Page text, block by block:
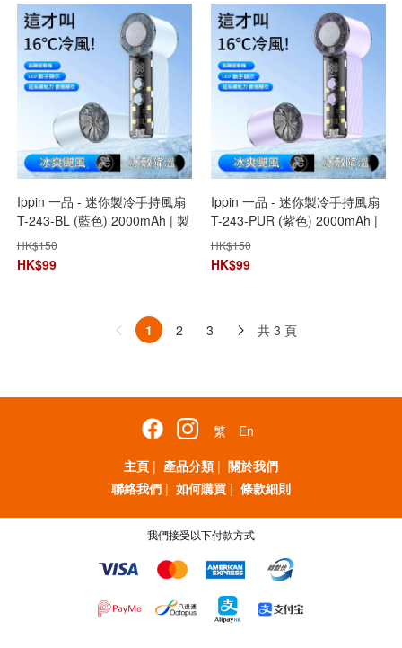
Ippin 一品 - 迷你製冷手持風扇
T-243-BL (藍色) 2000mAh | 製
冷風扇 | 高速風扇 | ICE 金屬鋁
超導體製冷技術
HK$150
HK$99
Ippin 一品 - 迷你製冷手持風扇
T-243-PUR (紫色) 2000mAh |
製冷風扇 | 高速風扇 | ICE 金屬
鋁超導體製冷技術
HK$150
HK$99
1 2 3 共 3 頁
繁
En
主頁 | 產品分類 | 關於我們
聯絡我們 | 如何購買 | 條款細則
我們接受以下付款方式